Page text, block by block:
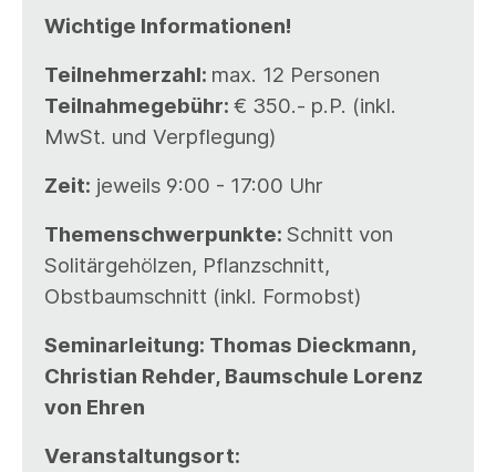
Wichtige Informationen!
Teilnehmerzahl: max. 12 Personen
Teilnahmegebühr:€ 350.- p.P. (inkl.
MwSt. und Verpflegung)
Zeit: jeweils 9:00 - 17:00 Uhr
Themenschwerpunkte:Schnitt von
Solitärgehölzen, Pflanzschnitt,
Obstbaumschnitt (inkl. Formobst)
Seminarleitung: Thomas Dieckmann,
Christian Rehder, Baumschule Lorenz
von Ehren
Veranstaltungsort: